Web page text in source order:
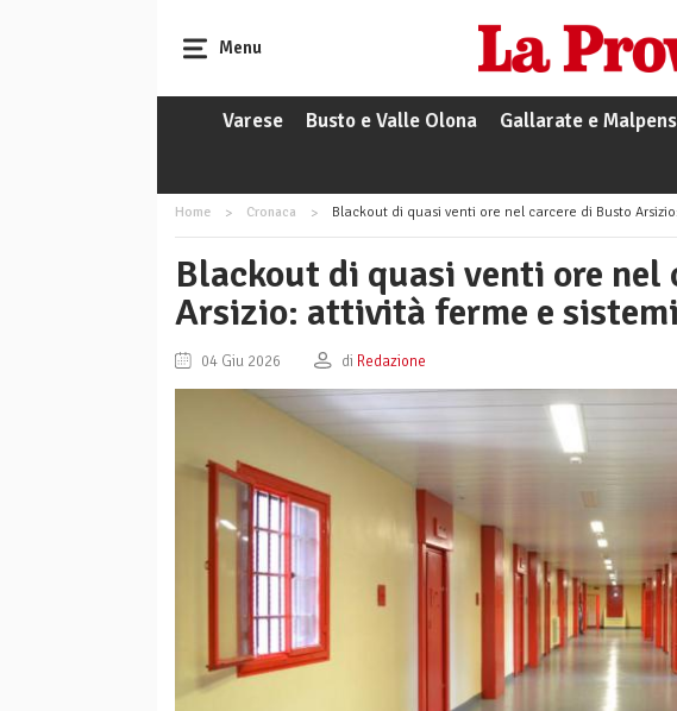
Menu
Varese Busto e Valle Olona Gallarate e
Home Cronaca Blackout di quasi venti ore nel carcere di Busto
Blackout di quasi venti ore nel
Arsizio: attività ferme e
04 Giu 2026 di Redazione